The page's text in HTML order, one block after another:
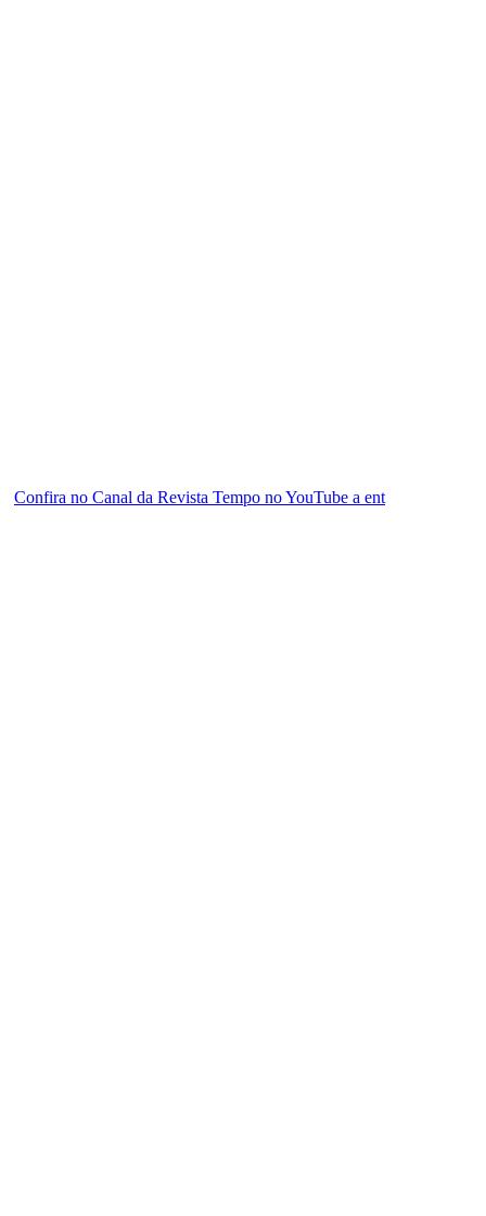
Confira no Canal da Revista Tempo no YouTube a ent